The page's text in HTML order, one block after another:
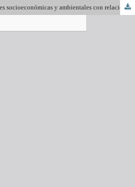
Impacto de las condiciones socioeconómicas y ambientales con relación a la presencia de enfermedades dermatológicas en la población infantil en el barrio San Antonio Ypecurú (vertedero municipal)